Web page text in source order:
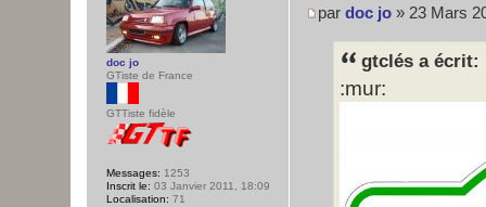
par doc jo » 23 Mars
gtclés a écrit:
:mur:
doc jo
GTiste de France
GTTiste fidèle
Messages: 1253
Inscrit le: 03 Janvier 2011, 18:09
Localisation: 71